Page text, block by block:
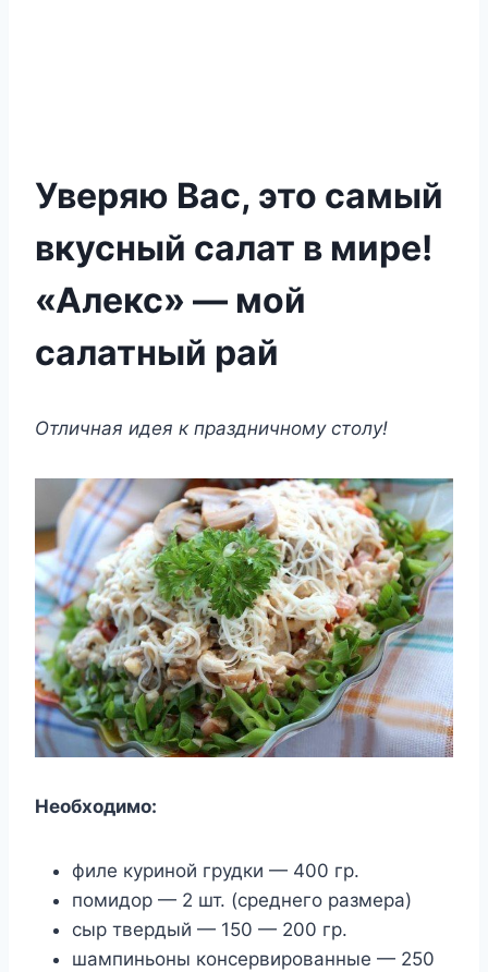
Уверяю Вас, это самый
вкусный салат в мире!
«Алекс» — мой
салатный рай
Отличная идея к праздничному столу!
Необходимо:
филе куриной грудки — 400 гр.
помидор — 2 шт. (среднего размера)
сыр твердый — 150 — 200 гр.
шампиньоны консервированные — 250